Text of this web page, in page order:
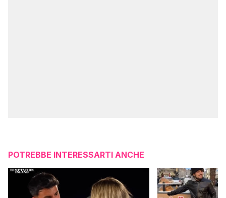
POTREBBE INTERESSARTI ANCHE